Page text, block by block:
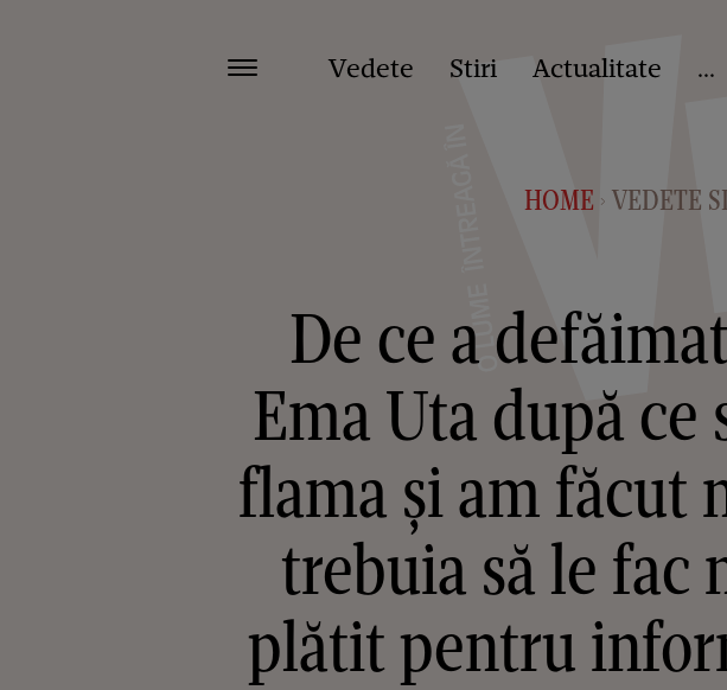
Vedete Stiri Actualitate ...
HOME > VEDETE
De ce a
Ema Uta după
flama și am făcut
trebuia să le fac
plătit pentru